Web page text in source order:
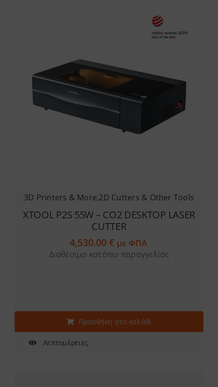
3D Printers & More,2D Cutters & Other Tools
XTOOL P2S 55W – CO2 DESKTOP LASER
CUTTER
4,530.00€ με ΦΠΑ
Διαθέσιμο κατόπιν παραγγελίας
Προσθήκη στο καλάθι
Λεπτομέρειες